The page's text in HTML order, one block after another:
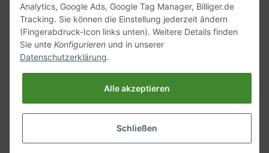
Versand mit
Analytics, Google Ads, Google Tag Manager, Billiger.de
Tracking. Sie können die Einstellung jederzeit ändern
(Fingerabdruck-Icon links unten). Weitere Details finden
Sie unte Konfigurieren und in unserer
Datenschutzerklärung.
Alle akzeptieren
Schließen